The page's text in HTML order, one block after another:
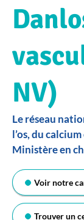
NV)
Le réseau
l’os, du
Ministère en
Voir notre
Trouver un